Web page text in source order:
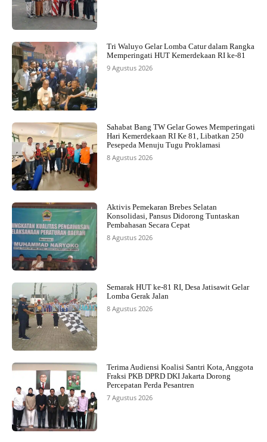
Tri Waluyo Gelar Lomba Catur dalam Rangka
Memperingati HUT Kemerdekaan RI ke-81
9 Agustus 2026
Sahabat Bang TW Gelar Gowes Memperingati
Hari Kemerdekaan RI Ke 81, Libatkan 250
Pesepeda Menuju Tugu Proklamasi
8 Agustus 2026
Aktivis Pemekaran Brebes Selatan
Konsolidasi, Pansus Didorong Tuntaskan
Pembahasan Secara Cepat
8 Agustus 2026
Semarak HUT ke-81 RI, Desa Jatisawit Gelar
Lomba Gerak Jalan
8 Agustus 2026
Terima Audiensi Koalisi Santri Kota, Anggota
Fraksi PKB DPRD DKI Jakarta Dorong
Percepatan Perda Pesantren
7 Agustus 2026